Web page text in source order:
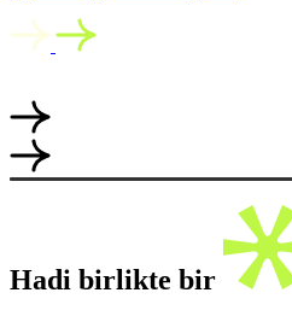
Hadi birlikte bir